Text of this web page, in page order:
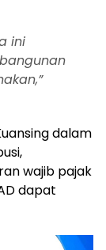
ini
dalam
wajib pajak
dapat